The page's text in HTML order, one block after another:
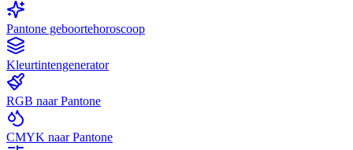
Pantone geboortehoroscoop
Kleurtintengenerator
RGB naar Pantone
CMYK naar Pantone